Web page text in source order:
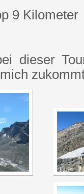
9 Kilometer
dieser